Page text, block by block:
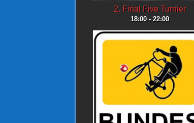
2. Final Five Turnier
18:00 - 22:00